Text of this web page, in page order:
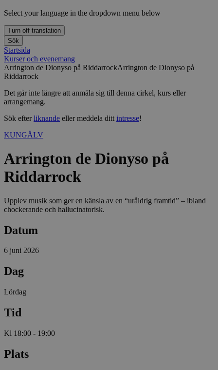
Select your language in the dropdown menu below
Turn off translation
Sök
Startsida
Kurser och evenemang
Arrington de Dionyso på RiddarrockArrington de Dionyso på
Riddarrock
Det går inte längre att anmäla sig till denna cirkel, kurs eller
arrangemang.
Sök efterliknande eller meddela ditt intresse!
KUNGÄLV
Arrington de Dionyso på
Riddarrock
Upplev musik som ger en känsla av en “uråldrig framtid” – ibland
chockerande och hallucinatorisk.
Datum
6 juni 2026
Dag
Lördag
Tid
Kl 18:00 - 19:00
Plats